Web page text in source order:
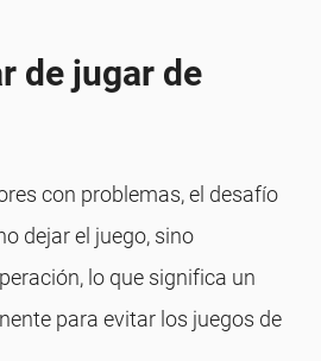
de jugar de
con problemas, el desafío
dejar el juego, sino
lo que significa un
para evitar los juegos de